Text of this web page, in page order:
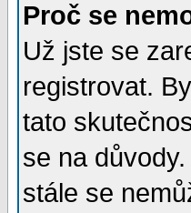
Proč se
Už jste se
registrovat.
tato
se na
stále se